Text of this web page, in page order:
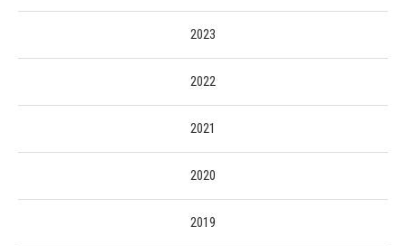
2023
2022
2021
2020
2019